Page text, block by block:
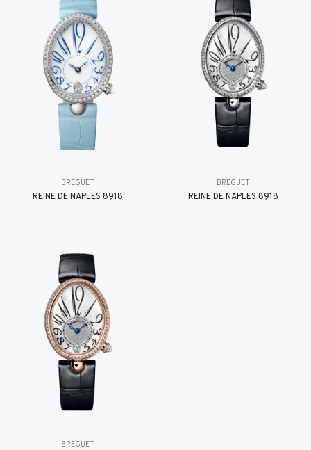
BREGUET
REINE DE NAPLES 8918
BREGUET
REINE DE NAPLES 8918
BREGUET